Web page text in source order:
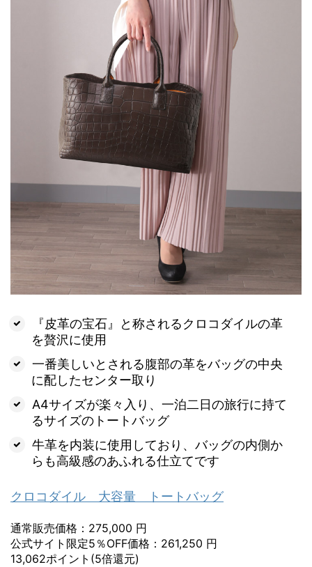
『皮革の宝石』と称されるクロコダイルの革
を贅沢に使用
一番美しいとされる腹部の革をバッグの中央
に配したセンター取り
A4サイズが楽々入り、一泊二日の旅行に持て
るサイズのトートバッグ
牛革を内装に使用しており、バッグの内側か
らも高級感のあふれる仕立てです
クロコダイル 大容量 トートバッグ
通常販売価格：275,000 円
公式サイト限定5％OFF価格：261,250 円
13,062ポイント(5倍還元)